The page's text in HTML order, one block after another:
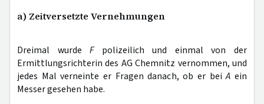
a) Zeitversetzte Vernehmungen
Dreimal wurdeFpolizeilich und einmal von der
Ermittlungsrichterin des AG Chemnitz vernommen, und
jedes Mal verneinte er Fragen danach, ob er beiA ein
Messer gesehen habe.